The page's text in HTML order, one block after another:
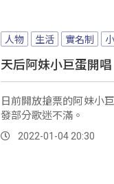
人物 生活 實名制
天后阿妹小巨蛋開
日前開放搶票的阿妹小
發部分歌迷不滿。